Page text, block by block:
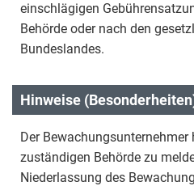
einschlägigen
Behörde oder nach den
Bundeslandes.
Hinweise
Der
zuständigen Behörde zu
Niederlassung des